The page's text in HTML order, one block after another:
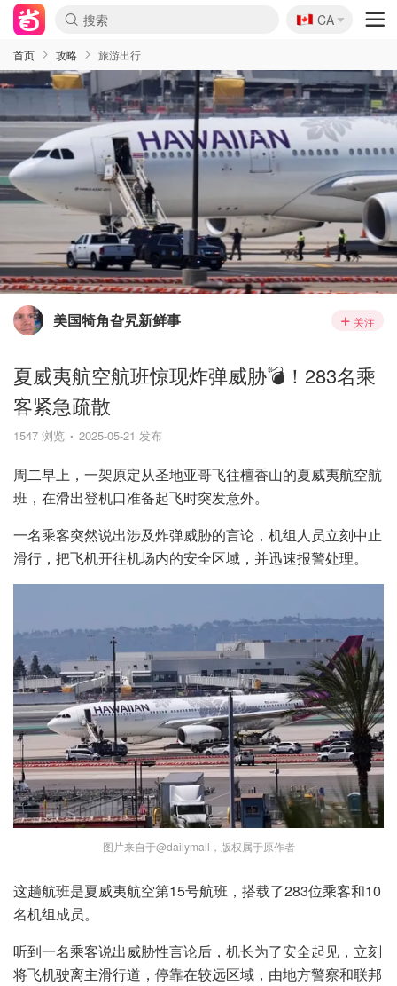
🇨🇦
CA
首页 攻略 旅游出行
美国犄角旮旯新鲜事 关注
夏威夷航空航班惊现炸弹威胁💣！283名乘
客紧急疏散
1547 浏览 2025-05-21 发布
周二早上，一架原定从圣地亚哥飞往檀香山的夏威夷航空航
班，在滑出登机口准备起飞时突发意外。
一名乘客突然说出涉及炸弹威胁的言论，机组人员立刻中止
滑行，把飞机开往机场内的安全区域，并迅速报警处理。
图片来自于@dailymail，版权属于原作者
这趟航班是夏威夷航空第15号航班，搭载了283位乘客和10
名机组成员。
听到一名乘客说出威胁性言论后，机长为了安全起见，立刻
将飞机驶离主滑行道，停靠在较远区域，由地方警察和联邦